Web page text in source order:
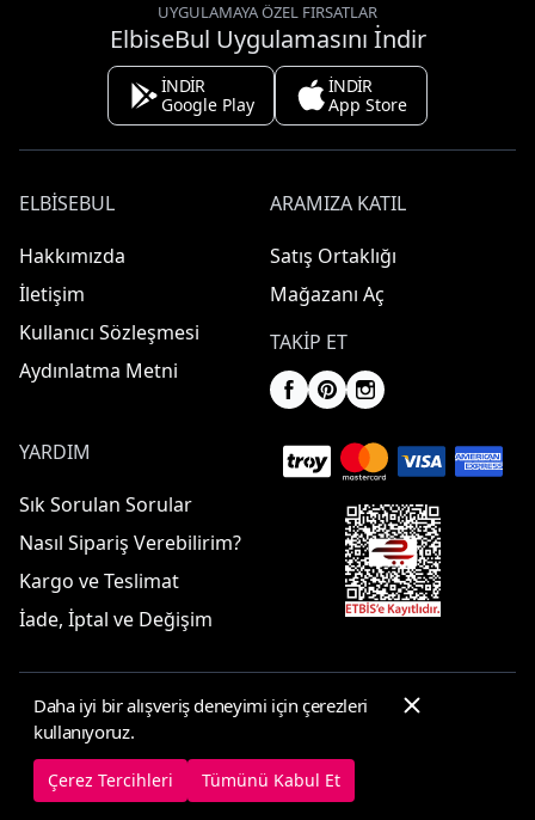
UYGULAMAYA ÖZEL FIRSATLAR
ElbiseBul Uygulamasını İndir
İNDİR
Google Play
İNDİR
App Store
ELBISEBUL
Hakkımızda
İletişim
Kullanıcı Sözleşmesi
Aydınlatma Metni
ARAMIZA KATIL
Satış Ortaklığı
Mağazanı Aç
TAKIP ET
YARDIM
Sık Sorulan Sorular
Nasıl Sipariş Verebilirim?
Kargo ve Teslimat
İade, İptal ve Değişim
© 2025 ElbiseBul -
Çerez Tercihleri Çerez Politikası
Daha iyi bir alışveriş deneyimi için çerezleri
kullanıyoruz.
Çerez Tercihleri Tümünü Kabul Et